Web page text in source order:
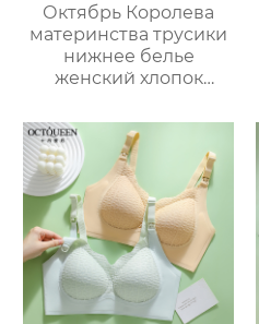
Октябрь Королева
материнства трусики
нижнее белье
женский хлопок
специальный хлопок
ранней средней и
поздней
беременности низкая
талия тонкий раздел